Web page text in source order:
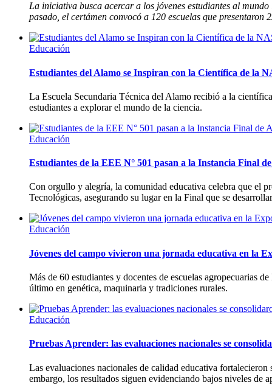
La iniciativa busca acercar a los jóvenes estudiantes al
pasado, el certámen convocó a 120 escuelas que presentaron
Educación
Estudiantes del Alamo se Inspiran con la Científica de la
La Escuela Secundaria Técnica del Alamo recibió a la
estudiantes a explorar el mundo de la ciencia.
Educación
Estudiantes de la EEE N° 501 pasan a la Instancia Final
Con orgullo y alegría, la comunidad educativa celebra que el
Tecnológicas, asegurando su lugar en la Final que se
Educación
Jóvenes del campo vivieron una jornada educativa en la
Más de 60 estudiantes y docentes de escuelas agropecuarias
último en genética, maquinaria y tradiciones rurales.
Educación
Pruebas Aprender: las evaluaciones nacionales se
Las evaluaciones nacionales de calidad educativa
embargo, los resultados siguen evidenciando bajos niveles de